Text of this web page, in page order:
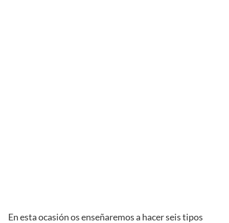
En esta ocasión os enseñaremos a hacer seis tipos